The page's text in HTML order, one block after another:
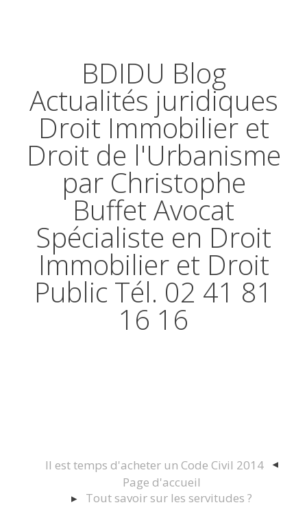
BDIDU Blog
Actualités juridiques
Droit Immobilier et
Droit de l'Urbanisme
par Christophe
Buffet Avocat
Spécialiste en Droit
Immobilier et Droit
Public Tél. 02 41 81
16 16
Il est temps d'acheter un Code Civil 2014
Page d'accueil
Tout savoir sur les servitudes ?